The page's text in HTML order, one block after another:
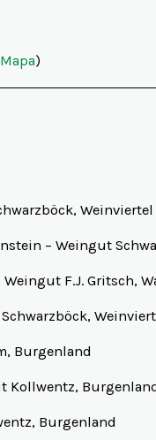
Mapa)
Weinviertel
– Weingut
F.J. Gritsch,
Burgenland
Kollwentz,
Burgenland